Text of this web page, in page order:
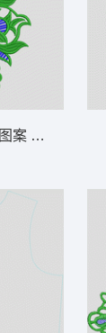
案 曲线